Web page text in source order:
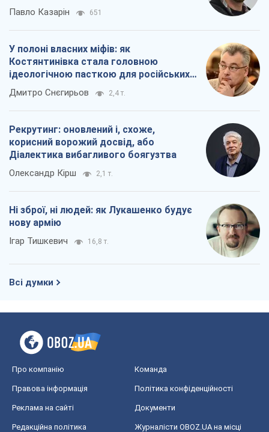
Павло Казарін 651
У полоні власних міфів: як
Костянтинівка стала головною
ідеологічною пасткою для російських
окупантів
Дмитро Снєгирьов 2,4 т.
Рекрутинг: оновлений і, схоже,
корисний ворожий досвід, або
Діалектика вибагливого боягузтва
Олександр Кірш 2,1 т.
Ні зброї, ні людей: як Лукашенко будує
нову армію
Ігар Тишкевич 16,8 т.
Всі думки
Про компанію Команда
Правова інформація Політика конфіденційності
Реклама на сайті Документи
Редакційна політика
Журналісти OBOZ.UA на місці